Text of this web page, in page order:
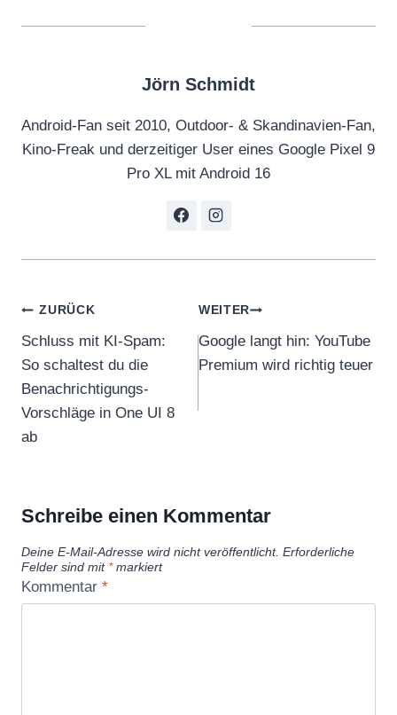
Jörn Schmidt
Android-Fan seit 2010, Outdoor- & Skandinavien-Fan,
Kino-Freak und derzeitiger User eines Google Pixel 9
Pro XL mit Android 16
Beitragsnavigation
ZURÜCK
Schluss mit KI-Spam:
So schaltest du die
Benachrichtigungs-
Vorschläge in One UI 8
ab
WEITER
Google langt hin: YouTube
Premium wird richtig teuer
Schreibe einen Kommentar
Deine E-Mail-Adresse wird nicht veröffentlicht. Erforderliche
Felder sind mit *markiert
Kommentar *